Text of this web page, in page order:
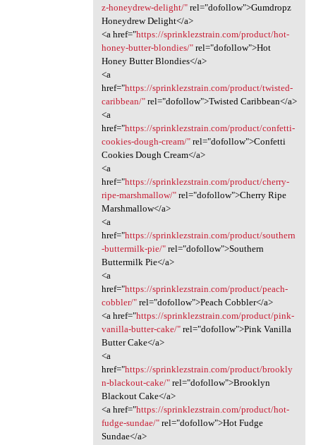
z-honeydrew-delight/"rel="dofollow">Gumdropz
Honeydrew Delight</a>
<a href="https://sprinklezstrain.com/product/hot-
honey-butter-blondies/"rel="dofollow">Hot
Honey Butter Blondies</a>
<a
href="https://sprinklezstrain.com/product/twisted-
caribbean/"rel="dofollow">Twisted Caribbean</a>
<a
href="https://sprinklezstrain.com/product/confetti-
cookies-dough-cream/"rel="dofollow">Confetti
Cookies Dough Cream</a>
<a
href="https://sprinklezstrain.com/product/cherry-
ripe-marshmallow/"rel="dofollow">Cherry Ripe
Marshmallow</a>
<a
href="https://sprinklezstrain.com/product/southern
-buttermilk-pie/"rel="dofollow">Southern
Buttermilk Pie</a>
<a
href="https://sprinklezstrain.com/product/peach-
cobbler/"rel="dofollow">Peach Cobbler</a>
<a href="https://sprinklezstrain.com/product/pink-
vanilla-butter-cake/"rel="dofollow">Pink Vanilla
Butter Cake</a>
<a
href="https://sprinklezstrain.com/product/brookly
n-blackout-cake/"rel="dofollow">Brooklyn
Blackout Cake</a>
<a href="https://sprinklezstrain.com/product/hot-
fudge-sundae/"rel="dofollow">Hot Fudge
Sundae</a>